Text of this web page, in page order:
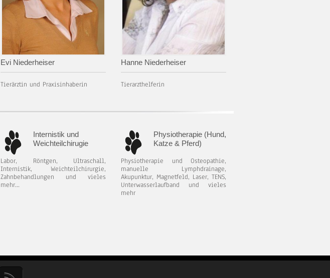
Evi Niederheiser
Tierärztin und Praxisinhaberin
Hanne Niederheiser
Tierarzthelferin
Internistik und
Weichteilchirugie
Labor, Röntgen, Ultraschall,
Internistik, Weichteilchirurgie,
Zahnbehandlungen und vieles
mehr...
Physiotherapie (Hund,
Katze & Pferd)
Physiotherapie und Osteopathie,
manuelle Lymphdrainage,
Akupunktur, Magnetfeld, Laser, TENS,
Unterwasserlaufband und vieles
mehr